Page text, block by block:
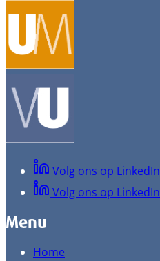
Volg ons op LinkedIn
Volg ons op LinkedIn
Menu
Home